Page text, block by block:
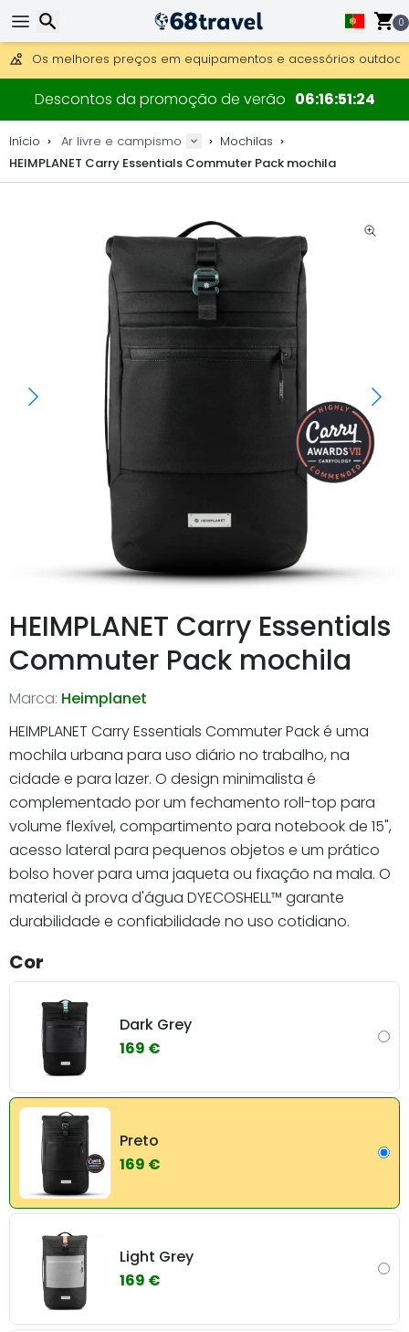
0
Overnight DHL Express também disponível.
Os melhores preços em equipamentos e acessórios outdoor.
Descontos da promoção de verão 06 16 51 23
Início Ar livre e campismo
Mochilas
HEIMPLANET Carry Essentials Commuter Pack mochila
HEIMPLANET Carry Essentials
Commuter Pack mochila
Marca: Heimplanet
HEIMPLANET Carry Essentials Commuter Pack é uma
mochila urbana para uso diário no trabalho, na
cidade e para lazer. O design minimalista é
complementado por um fechamento roll-top para
volume flexível, compartimento para notebook de 15",
acesso lateral para pequenos objetos e um prático
bolso hover para uma jaqueta ou fixação na mala. O
material à prova d'água DYECOSHELL™ garante
durabilidade e confiabilidade no uso cotidiano.
Cor
Dark Grey
169 €
Preto
169 €
Light Grey
169 €
Pesquisar